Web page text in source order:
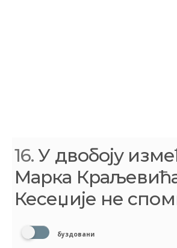
16.У двобоју
Марка
Кесеџије не
буздовани